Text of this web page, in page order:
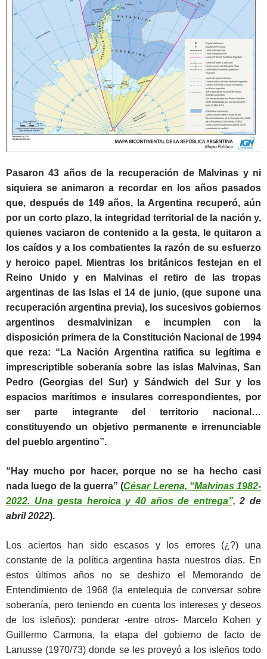
Pasaron 43 años de la recuperación de Malvinas y ni
siquiera se animaron a recordar en los años pasados
que, después de 149 años, la Argentina recuperó, aún
por un corto plazo, la integridad territorial de la nación y,
quienes vaciaron de contenido a la gesta, le quitaron a
los caídos y a los combatientes la razón de su esfuerzo
y heroico papel. Mientras los británicos festejan en el
Reino Unido y en Malvinas el retiro de las tropas
argentinas de las Islas el 14 de junio, (que supone una
recuperación argentina previa), los sucesivos gobiernos
argentinos desmalvinizan e incumplen con la
disposición primera de la Constitución Nacional de 1994
que reza: “ La Nación Argentina ratifica su legítima e
imprescriptible soberanía sobre las islas Malvinas, San
Pedro (Georgias del Sur) y Sándwich del Sur y los
espacios marítimos e insulares correspondientes, por
ser parte integrante del territorio nacional…
constituyendo un objetivo permanente e irrenunciable
del pueblo argentino”.
“Hay mucho por hacer, porque no se ha hecho casi
nada luego de la guerra” (César Lerena, “Malvinas 1982-
2022. Una gesta heroica y 40 años de entrega”, 2 de
abril 2022).
Los aciertos han sido escasos y los errores (¿?) una
constante de la política argentina hasta nuestros días. En
estos últimos años no se deshizo el Memorando de
Entendimiento de 1968 (la entelequia de conversar sobre
soberanía, pero teniendo en cuenta los intereses y deseos
de los isleños); ponderar -entre otros- Marcelo Kohen y
Guillermo Carmona, la etapa del gobierno de facto de
Lanusse (1970/73) donde se les proveyó a los isleños todo